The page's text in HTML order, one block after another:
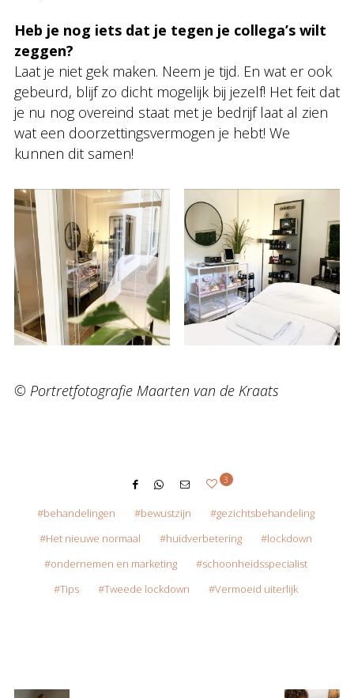
Heb je nog iets dat je tegen je collega’s wilt
zeggen?
Laat je niet gek maken. Neem je tijd. En wat er ook
gebeurd, blijf zo dicht mogelijk bij jezelf! Het feit dat
je nu nog overeind staat met je bedrijf laat al zien
wat een doorzettingsvermogen je hebt! We
kunnen dit samen!
© Portretfotografie Maarten van de Kraats
3
behandelingen bewustzijn
gezichtsbehandeling
Het nieuwe normaal
huidverbetering
lockdown
ondernemen en marketing
schoonheidsspecialist
Tips
Tweede lockdown Vermoeid uiterlijk